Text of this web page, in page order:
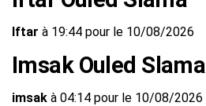
Iftar à 19:44 pour le 10/08/2026
Imsak Ouled Slama
imsak à 04:14 pour le 10/08/2026